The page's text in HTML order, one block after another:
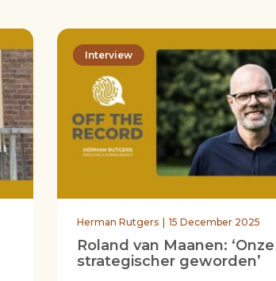
Interview
Herman Rutgers 15 December 2025
Roland van Maanen:
strategischer geworden’